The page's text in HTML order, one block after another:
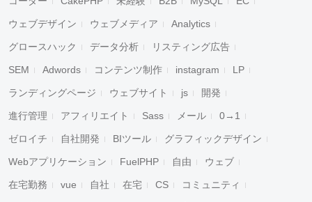
ウェブデザイン ウェブメディア Analytics
グロースハック データ分析 リスティング広告
SEM Adwords コンテンツ制作 instagram LP
ランディングページ ウェブサイト js 開発
進行管理 アフィリエイト Sass メール 0→1
ゼロイチ 自社開発 BIツール グラフィックデザイン
Webアプリケーション FuelPHP 自由 ウェブ
在宅勤務 vue 自社 在宅 CS コミュニティ